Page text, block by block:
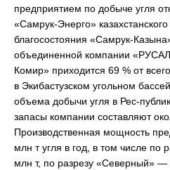
предприятием по добыче угля
«Самрук-Энерго»
благосостояния «Самрук-
объединенной компании
Комир» приходится 69 % от
в Экибастузском угольном
объема добычи угля в Рес-
запасы компании составляют
Производственная мощность
млн т угля в год, в том числе по
млн т, по разрезу «Северный»